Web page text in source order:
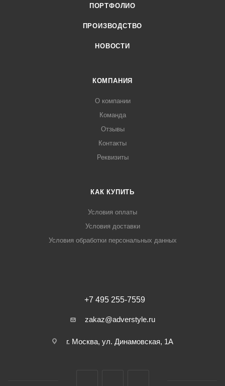
ПОРТФОЛИО
ПРОИЗВОДСТВО
НОВОСТИ
КОМПАНИЯ
О компании
Команда
Отзывы
Контакты
Реквизиты
КАК КУПИТЬ
Условия оплаты
Условия доставки
Условия обработки персональных данных
+7 495 255-7559
zakaz@adverstyle.ru
г. Москва, ул. Динамовская, 1А